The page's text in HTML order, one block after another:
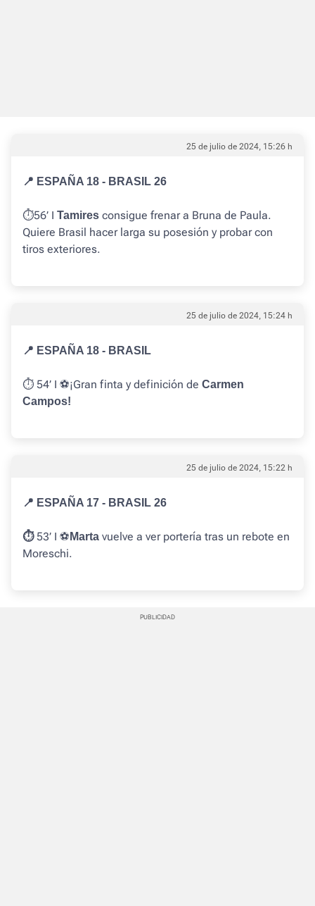
25 de julio de 2024, 15:26 h
📍 ESPAÑA 18 - BRASIL 26
⏱️56’ I Tamires consigue frenar a Bruna de Paula.
Quiere Brasil hacer larga su posesión y probar con
tiros exteriores.
25 de julio de 2024, 15:24 h
📍 ESPAÑA 18 - BRASIL
⏱️ 54’ I ⚽️¡Gran finta y definición de Carmen
Campos!
25 de julio de 2024, 15:22 h
📍 ESPAÑA 17 - BRASIL 26
⏱️53’ I ⚽️ Marta vuelve a ver portería tras un rebote en
Moreschi.